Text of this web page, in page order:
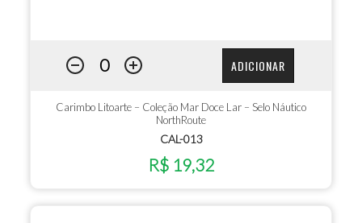
ADICIONAR
Carimbo Litoarte – Coleção Mar Doce Lar – Selo Náutico
NorthRoute
CAL-013
R$ 19,32